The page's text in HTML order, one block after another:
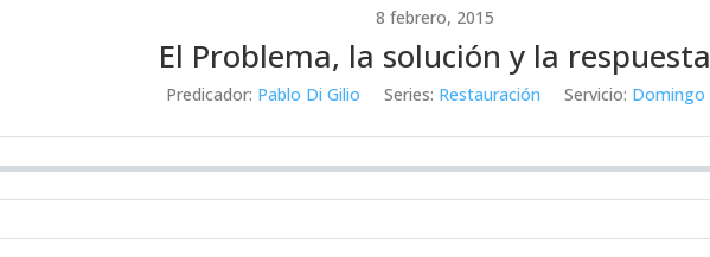
8 febrero, 2015
El Problema, la solución y la respuesta
Predicador: Pablo Di Gilio Series: Restauración Servicio: Domingo